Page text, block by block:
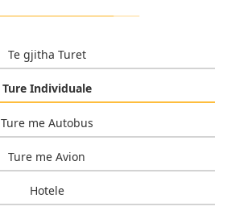
Te gjitha Turet
Ture Individuale
Ture me Autobus
Ture me Avion
Hotele